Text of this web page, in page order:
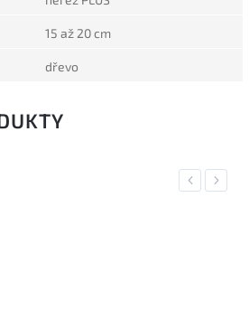
15 až 20 cm
dřevo
Previous
Next